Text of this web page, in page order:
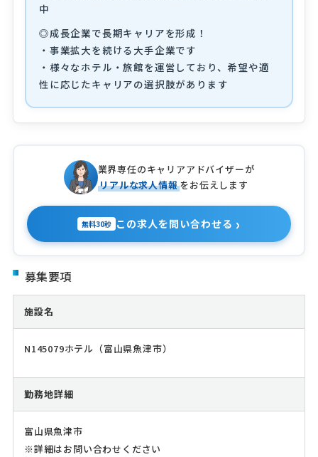
中
◎成長企業で長期キャリアを形成！
・事業拡大を続ける大手企業です
・様々なホテル・旅館を運営しており、希望や適
性に応じたキャリアの選択肢があります
業界専任のキャリアアドバイザーが
リアルな求人情報をお伝えします
無料30秒 この求人を問い合わせる ›
募集要項
施設名
N145079ホテル（富山県魚津市）
勤務地詳細
富山県魚津市
※詳細はお問い合わせください